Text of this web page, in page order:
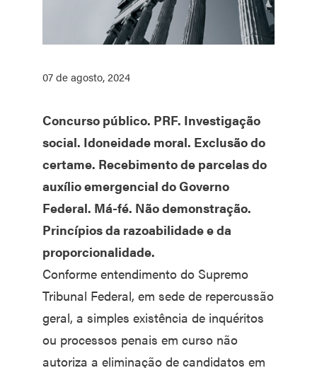
07 de agosto, 2024
Concurso público. PRF. Investigação
social. Idoneidade moral. Exclusão do
certame. Recebimento de parcelas do
auxílio emergencial do Governo
Federal. Má-fé. Não demonstração.
Princípios da razoabilidade e da
proporcionalidade.
Conforme entendimento do Supremo
Tribunal Federal, em sede de repercussão
geral, a simples existência de inquéritos
ou processos penais em curso não
autoriza a eliminação de candidatos em